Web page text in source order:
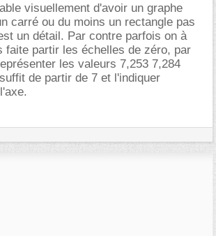
visuellement d'avoir un graphe
carré ou du moins un rectangle pas
un détail. Par contre parfois on à
faite partir les échelles de zéro, par
les valeurs 7,253 7,284
de partir de 7 et l'indiquer